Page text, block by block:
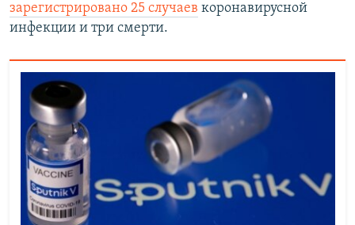
зарегистрировано 25 случаев коронавирусной
инфекции и три смерти.